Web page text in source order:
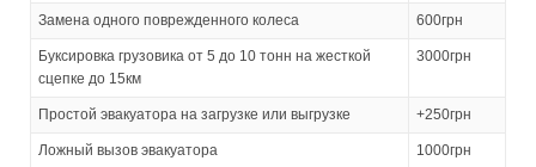
Замена одного поврежденного колеса 600грн
Буксировка грузовика от 5 до 10 тонн на жесткой
сцепке до 15км
3000грн
Простой эвакуатора на загрузке или выгрузке +250грн
Ложный вызов эвакуатора 1000грн